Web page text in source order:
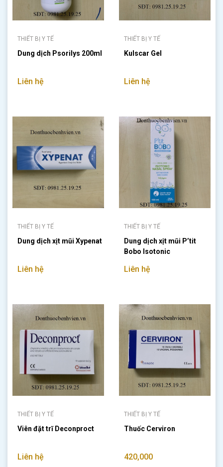
THIẾT BỊ Y TẾ
Dung dịch Psorilys 200ml
Liên hệ
THIẾT BỊ Y TẾ
Kulscar Gel
Liên hệ
THIẾT BỊ Y TẾ
Dung dịch xịt mũi Xypenat
Liên hệ
THIẾT BỊ Y TẾ
Dung dịch xịt mũi P’tit
Bobo Isotonic
Liên hệ
THIẾT BỊ Y TẾ
Viên đặt trĩ Deconproct
Liên hệ
THIẾT BỊ Y TẾ
Thuốc Cerviron
420,000